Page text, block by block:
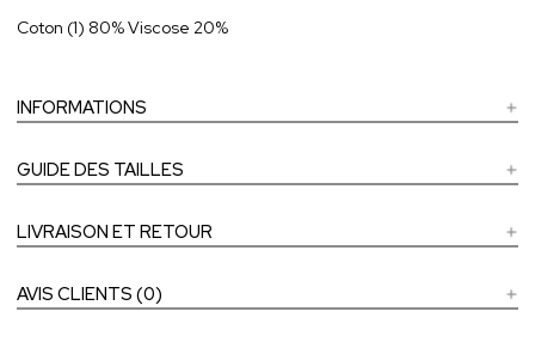
Coton (1) 80% Viscose 20%
INFORMATIONS
GUIDE DES TAILLES
LIVRAISON ET RETOUR
AVIS CLIENTS (0)